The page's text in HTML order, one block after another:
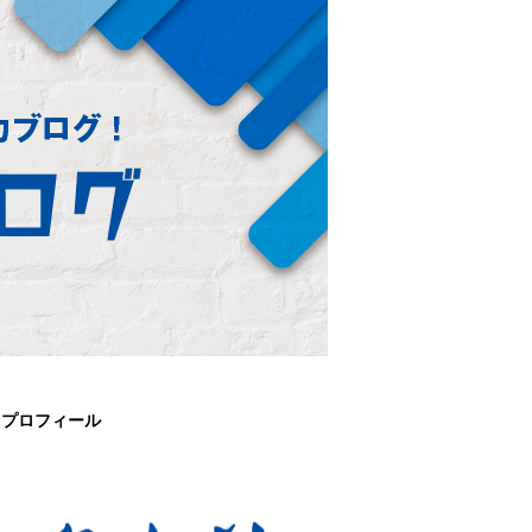
プロフィール